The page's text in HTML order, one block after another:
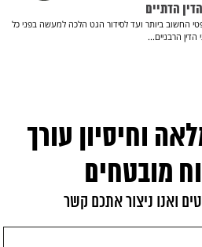
הדתיים
החשוב ביותר ועד לסידור הגט הלכה למעשה בפני כל
הרבניים...
וחיסיון עורך
מובטחים
ואנו ניצור אתכם קשר